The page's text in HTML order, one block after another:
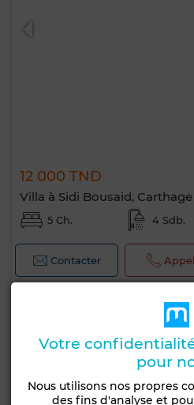
12 000 TND
Villa à Sidi Bousaid, Carthage
5 Ch. 4 Sdb.
Contacter
Votre
pour
Nous utilisons nos propres
des fins d'analyse et